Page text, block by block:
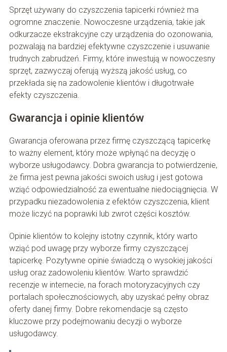
Sprzęt używany do czyszczenia tapicerki również ma
ogromne znaczenie. Nowoczesne urządzenia, takie jak
odkurzacze ekstrakcyjne czy urządzenia do ozonowania,
pozwalają na bardziej efektywne czyszczenie i usuwanie
trudnych zabrudzeń. Firmy, które inwestują w nowoczesny
sprzęt, zazwyczaj oferują wyższą jakość usług, co
przekłada się na zadowolenie klientów i długotrwałe
efekty czyszczenia.
Gwarancja i opinie klientów
Gwarancja oferowana przez firmę czyszczącą tapicerkę
to ważny element, który może wpłynąć na decyzję o
wyborze usługodawcy. Dobra gwarancja to potwierdzenie,
że firma jest pewna jakości swoich usług i jest gotowa
wziąć odpowiedzialność za ewentualne niedociągnięcia. W
przypadku niezadowolenia z efektów czyszczenia, klient
może liczyć na poprawki lub zwrot części kosztów.
Opinie klientów to kolejny istotny czynnik, który warto
wziąć pod uwagę przy wyborze firmy czyszczącej
tapicerkę. Pozytywne opinie świadczą o wysokiej jakości
usług oraz zadowoleniu klientów. Warto sprawdzić
recenzje w internecie, na forach motoryzacyjnych czy
portalach społecznościowych, aby uzyskać pełny obraz
oferty danej firmy. Dobre rekomendacje są często
kluczowe przy podejmowaniu decyzji o wyborze
usługodawcy.